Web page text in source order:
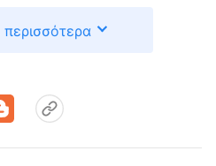
άρχισα να κάνω
που είναι
περισσότερα